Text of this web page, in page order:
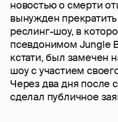
новостью о смерти
вынужден
реслинг-шоу, в
псевдонимом Jungle
кстати, был замечен
шоу с участием
Через два дня после
сделал публичное